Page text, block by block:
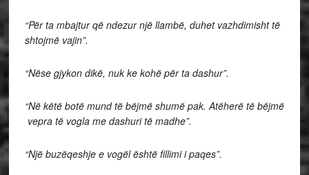
“Për ta mbajtur që ndezur një llambë, duhet vazhdimisht të
shtojmë vajin”.
“Nëse gjykon dikë, nuk ke kohë për ta dashur”.
“Në këtë botë mund të bëjmë shumë pak. Atëherë të bëjmë
vepra të vogla me dashuri të madhe”.
“Një buzëqeshje e vogël është fillimi i paqes”.